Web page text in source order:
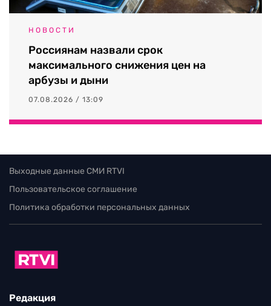
НОВОСТИ
Россиянам назвали срок
максимального снижения цен на
арбузы и дыни
07.08.2026 / 13:09
Выходные данные СМИ RTVI
Пользовательское соглашение
Политика обработки персональных данных
Редакция